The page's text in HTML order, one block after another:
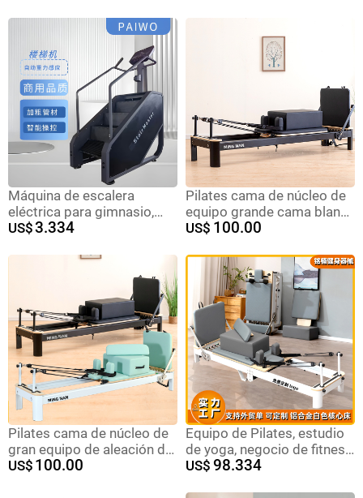
de pilates hogar de órbita
completa aleación de
aluminio pequeña cama
blanca
equipo grande reformador
Máquina de escalera
eléctrica para gimnasio,
entrenador aeróbico,
US$3.334
Pilates cama de núcleo de
equipo grande cama blanca
pequeña de aleación de
de entrenamiento personal
plegable estudio de yoga
fitness en el hogar
US$ 100.00
Pilates cama de núcleo de
gran equipo de aleación de
aluminio pequeña cama
US$ 100.00
Equipo de Pilates, estudio
de yoga, negocio de fitness,
cama blanca pequeña,
US$ 98.334